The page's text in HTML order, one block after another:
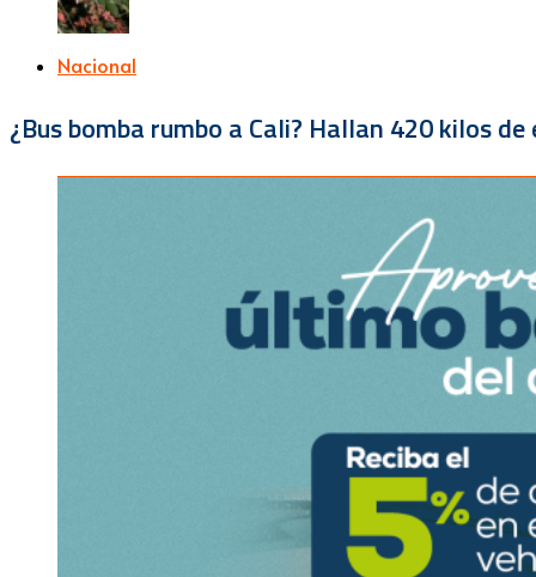
Nacional
¿Bus bomba rumbo a Cali? Hallan 420 kilos